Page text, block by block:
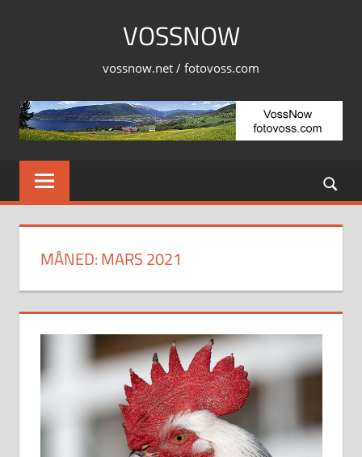
VOSSNOW
vossnow.net / fotovoss.com
MÅNED:MARS 2021